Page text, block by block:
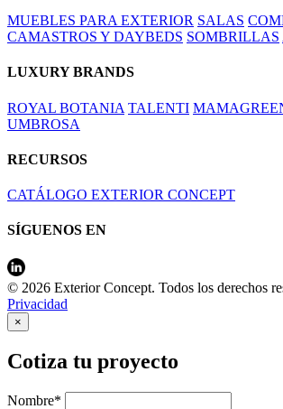
MUEBLES PARA EXTERIOR SALAS
CAMASTROS Y DAYBEDS SOMBRILLAS
LUXURY BRANDS
ROYAL BOTANIA TALENTI
UMBROSA
RECURSOS
CATÁLOGO EXTERIOR CONCEPT
SÍGUENOS EN
© 2026 Exterior Concept. Todos los derechos
Privacidad
×
Cotiza tu proyecto
Nombre*